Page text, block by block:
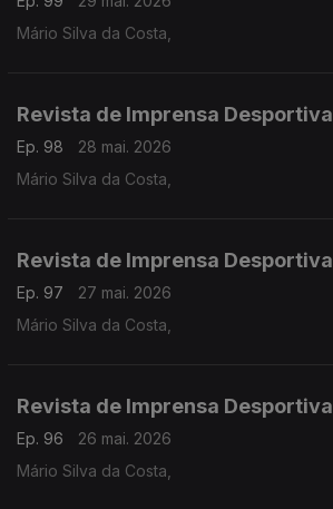
Mário Silva da Costa,
Revista de Imprensa Desportiva
Ep. 98
28 mai. 2026
Mário Silva da Costa,
Revista de Imprensa Desportiva
Ep. 97
27 mai. 2026
Mário Silva da Costa,
Revista de Imprensa Desportiva
Ep. 96
26 mai. 2026
Mário Silva da Costa,